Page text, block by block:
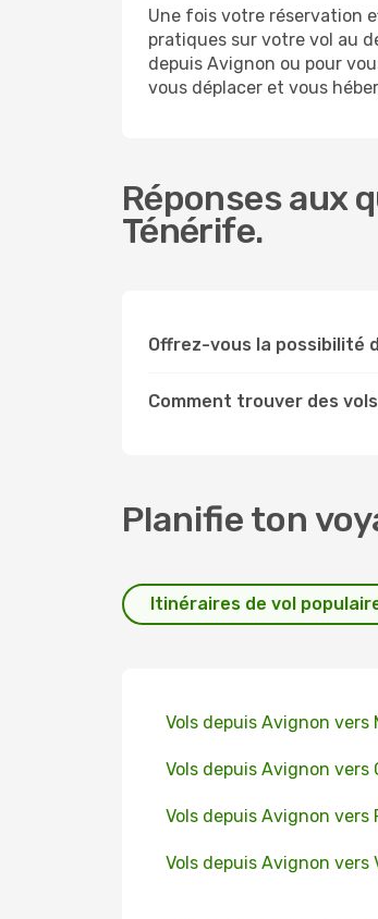
Une fois votre réservation
pratiques sur votre vol au
depuis Avignon ou pour
vous déplacer et vous
Réponses aux
Ténérife.
Offrez-vous la possibilité
Comment trouver des
Planifie ton
Itinéraires de vol
Vols depuis Avignon vers
Vols depuis Avignon vers
Vols depuis Avignon vers
Vols depuis Avignon vers